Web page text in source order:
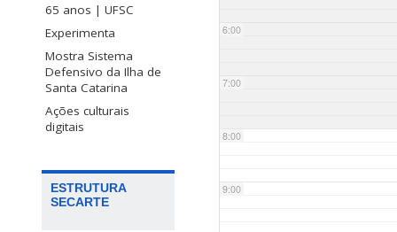
65 anos | UFSC
Experimenta
Mostra Sistema
Defensivo da Ilha de
Santa Catarina
Ações culturais
digitais
ESTRUTURA
SECARTE
6:00
7:00
8:00
9:00